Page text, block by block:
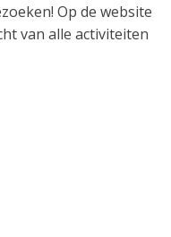
Op de website
van alle activiteiten